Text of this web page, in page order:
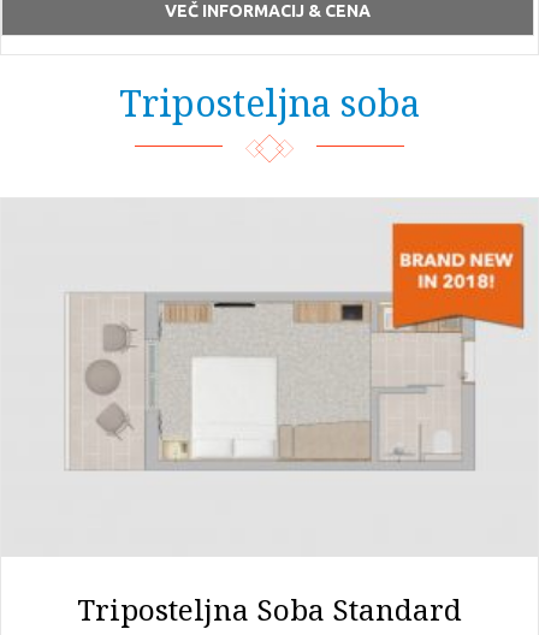
VEČ INFORMACIJ & CENA
Triposteljna soba
Triposteljna Soba Standard